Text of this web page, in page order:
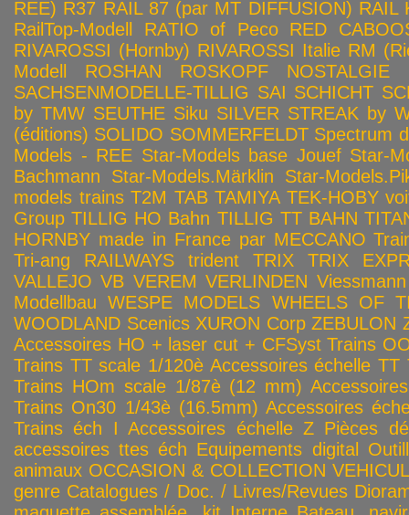
REE) R37 RAIL 87 (par MT DIFFUSION) RAIL
RailTop-Modell
RATIO of Peco
RED
RIVAROSSI (Hornby) RIVAROSSI Italie RM
Modell
ROSHAN ROSKOPF NOSTALGIE
SACHSENMODELLE-TILLIG SAI SCHICHT
by TMW SEUTHE Siku SILVER STREAK by
(éditions) SOLIDO SOMMERFELDT Spectrum
Models - REE Star-Models base Jouef Star-
Bachmann
Star-Models.Märklin
Star-
models trains T2M TAB TAMIYA TEK-HOBY
Group TILLIG HO Bahn TILLIG TT BAHN
HORNBY made in France par MECCANO
Tri-ang RAILWAYS
trident TRIX
TRIX
VALLEJO VB VEREM VERLINDEN Viessmann
Modellbau WESPE MODELS WHEELS OF
WOODLAND Scenics XURON Corp ZEBULON
Accessoires HO + laser cut + CFSyst Trains
Trains TT scale 1/120è Accessoires échelle TT
Trains HOm scale 1/87è (12 mm)
Trains On30 1/43è (16.5mm) Accessoires
Trains éch I Accessoires échelle Z Pièces
accessoires ttes éch Equipements digital
animaux OCCASION & COLLECTION
genre Catalogues / Doc. / Livres/Revues